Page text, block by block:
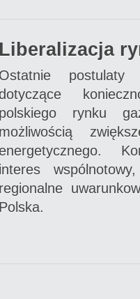
Liberalizacja
Ostatnie postulaty
dotyczące
polskiego rynku
możliwością
interes
regionalne
Polska.